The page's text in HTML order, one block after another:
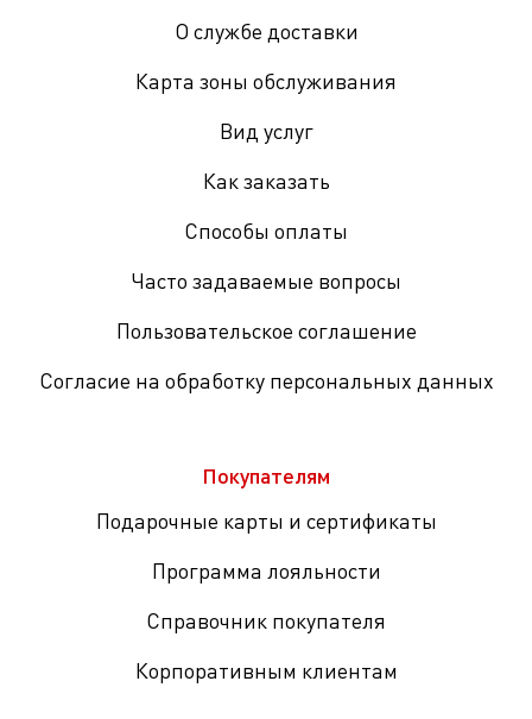
О службе доставки
Карта зоны обслуживания
Вид услуг
Как заказать
Способы оплаты
Часто задаваемые вопросы
Пользовательское соглашение
Согласие на обработку персональных данных
Покупателям
Подарочные карты и сертификаты
Программа лояльности
Справочник покупателя
Корпоративным клиентам